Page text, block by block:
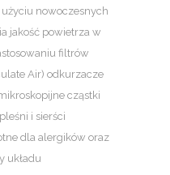
nowoczesnych
jakość powietrza w
filtrów
Air) odkurzacze
cząstki
i sierści
dla alergików oraz
układu